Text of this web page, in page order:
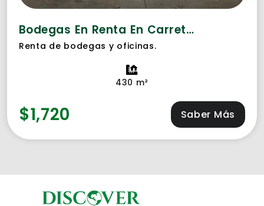
Bodegas En Renta En Carretera Norte
Renta de bodegas y oficinas.
430 m²
$1,720 Saber Más